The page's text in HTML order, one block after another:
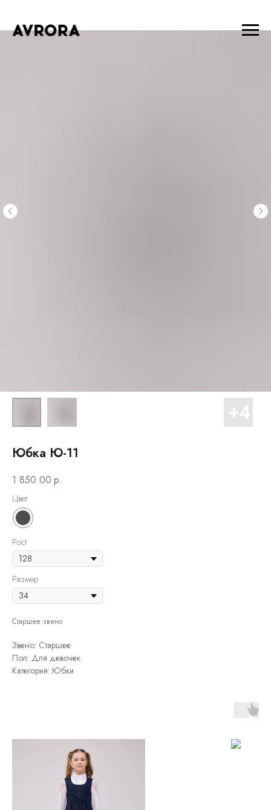
Юбка Ю-11
1 850.00 р.
Цвет
Рост
Размер
Старшее звено
Звено: Старшее
Пол: Для девочек
Категория: Юбки